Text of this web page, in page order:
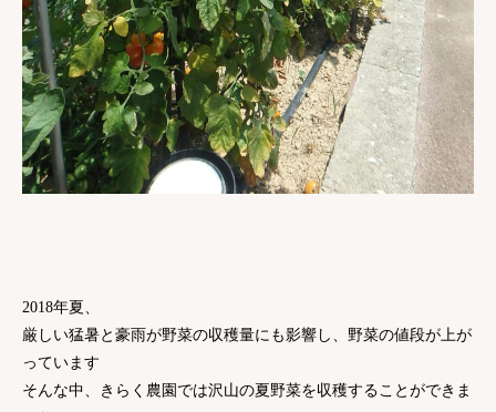
2018年夏、
厳しい猛暑と豪雨が野菜の収穫量にも影響し、野菜の値段が上が
っています
そんな中、きらく農園では沢山の夏野菜を収穫することができま